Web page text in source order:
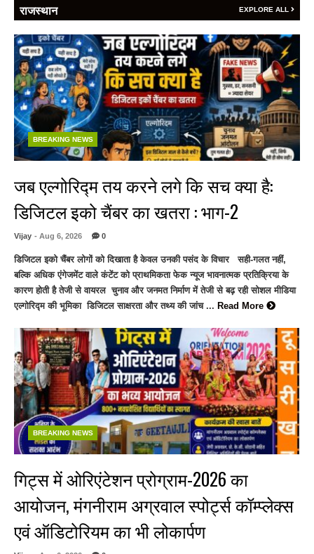
राजस्थान EXPLORE ALL
BREAKING NEWS
जब एल्गोरिद्म तय करने लगे कि सच क्या है:
डिजिटल इको चैंबर का खतरा : भाग-2
Vijay - Aug 6, 2026 0
डिजिटल इको चैंबर लोगों को दिखाता है केवल उनकी पसंद के विचार सही-गलत नहीं,
बल्कि अधिक एंगेजमेंट वाले कंटेंट को प्राथमिकता फेक न्यूज भावनात्मक प्रतिक्रिया के
कारण होती है तेजी से वायरल चुनाव और जनमत निर्माण में तेजी से बढ़ रही सोशल मीडिया
एल्गोरिद्म की भूमिका डिजिटल साक्षरता और तथ्य की जांच ... Read More
BREAKING NEWS
गिट्स में ओरिएंटेशन प्रोग्राम-2026 का
आयोजन, मंगनीराम अग्रवाल स्पोर्ट्स कॉम्प्लेक्स
एवं ऑडिटोरियम का भी लोकार्पण